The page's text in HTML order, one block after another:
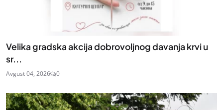
Velika gradska akcija dobrovoljnog davanja krvi u
sr...
Avgust 04, 2026 0